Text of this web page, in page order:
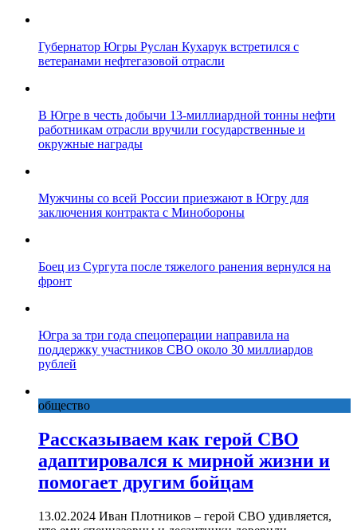
Губернатор Югры Руслан Кухарук встретился с
ветеранами нефтегазовой отрасли
В Югре в честь добычи 13-миллиардной тонны нефти
работникам отрасли вручили государственные и
окружные награды
Мужчины со всей России приезжают в Югру для
заключения контракта с Минобороны
Боец из Сургута после тяжелого ранения вернулся на
фронт
Югра за три года спецоперации направила на
поддержку участников СВО около 30 миллиардов
рублей
общество
Рассказываем как герой СВО
адаптировался к мирной жизни и
помогает другим бойцам
13.02.2024 Иван Плотников – герой СВО удивляется,